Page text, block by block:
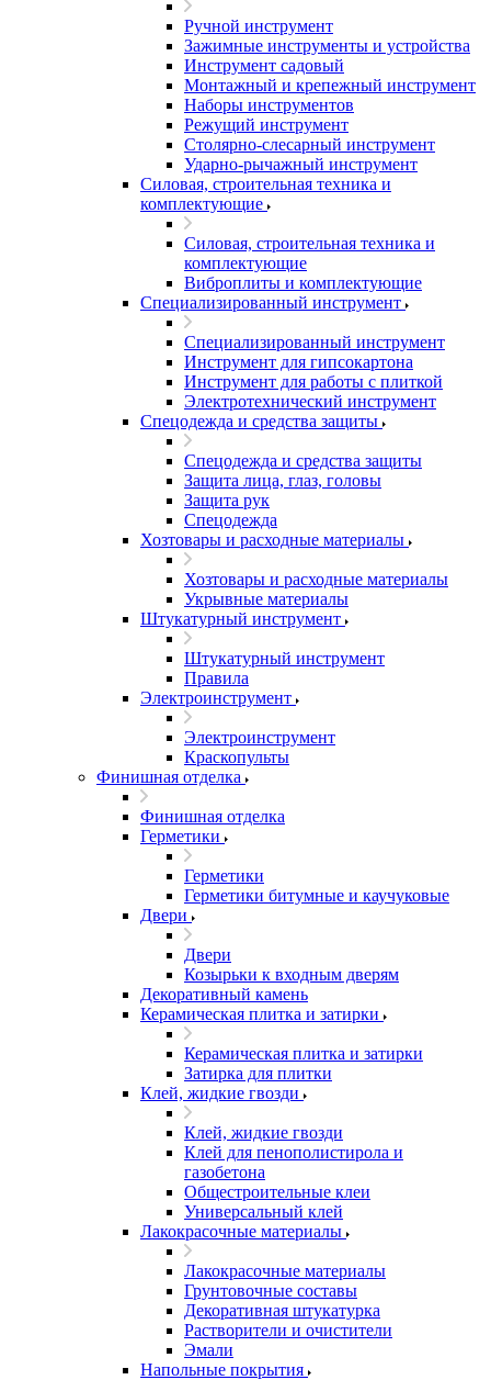
Ручной инструмент
Зажимные инструменты и устройства
Инструмент садовый
Монтажный и крепежный инструмент
Наборы инструментов
Режущий инструмент
Столярно-слесарный инструмент
Ударно-рычажный инструмент
Силовая, строительная техника и
комплектующие
Силовая, строительная техника и
комплектующие
Виброплиты и комплектующие
Специализированный инструмент
Специализированный инструмент
Инструмент для гипсокартона
Инструмент для работы с плиткой
Электротехнический инструмент
Спецодежда и средства защиты
Спецодежда и средства защиты
Защита лица, глаз, головы
Защита рук
Спецодежда
Хозтовары и расходные материалы
Хозтовары и расходные материалы
Укрывные материалы
Штукатурный инструмент
Штукатурный инструмент
Правила
Электроинструмент
Электроинструмент
Краскопульты
Финишная отделка
Финишная отделка
Герметики
Герметики
Герметики битумные и каучуковые
Двери
Двери
Козырьки к входным дверям
Декоративный камень
Керамическая плитка и затирки
Керамическая плитка и затирки
Затирка для плитки
Клей, жидкие гвозди
Клей, жидкие гвозди
Клей для пенополистирола и
газобетона
Общестроительные клеи
Универсальный клей
Лакокрасочные материалы
Лакокрасочные материалы
Грунтовочные составы
Декоративная штукатурка
Растворители и очистители
Эмали
Напольные покрытия